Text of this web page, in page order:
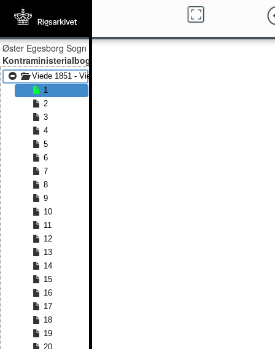
Øster Egesborg Sogn
Kontraministerialbog
Viede 1851 - Viede 1873
1
2
3
4
5
6
7
8
9
10
11
12
13
14
15
16
17
18
19
20